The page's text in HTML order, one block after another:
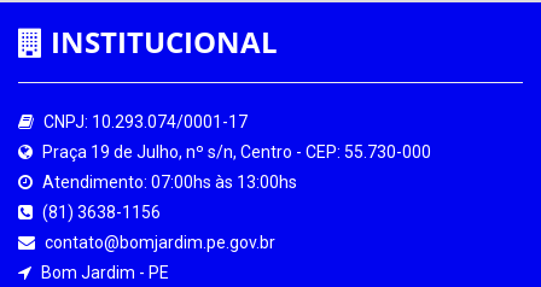
INSTITUCIONAL
CNPJ: 10.293.074/0001-17
Praça 19 de Julho, nº s/n, Centro - CEP: 55.730-000
Atendimento: 07:00hs às 13:00hs
(81) 3638-1156
contato@bomjardim.pe.gov.br
Bom Jardim - PE